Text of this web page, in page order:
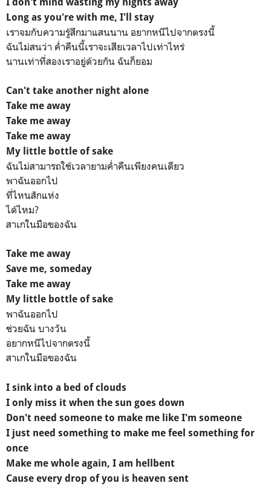
Long as you're with me, I'll stay
เราจมกับความรู้สึกมาแสนนาน อยากหนีไปจากตรงนี้
ฉันไม่สนว่า ค่ำคืนนี้เราจะเสียเวลาไปเท่าไหร่
นานเท่าที่สองเราอยู่ด้วยกัน ฉันก็ยอม
Can't take another night alone
Take me away
Take me away
Take me away
My little bottle of sake
ฉันไม่สามารถใช้เวลายามค่ำคืนเพียงคนเดียว
พาฉันออกไป
ที่ไหนสักแห่ง
ได้ไหม?
สาเกในมือของฉัน
Take me away
Save me, someday
Take me away
My little bottle of sake
พาฉันออกไป
ช่วยฉัน บางวัน
อยากหนีไปจากตรงนี้
สาเกในมือของฉัน
I sink into a bed of clouds
I only miss it when the sun goes down
Don't need someone to make me like I'm someone
I just need something to make me feel something for
once
Make me whole again, I am hellbent
Cause every drop of you is heaven sent